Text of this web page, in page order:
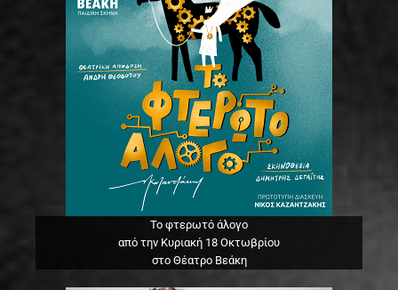
Το φτερωτό άλογο
από την Κυριακή 18 Οκτωβρίου
στο Θέατρο Βεάκη